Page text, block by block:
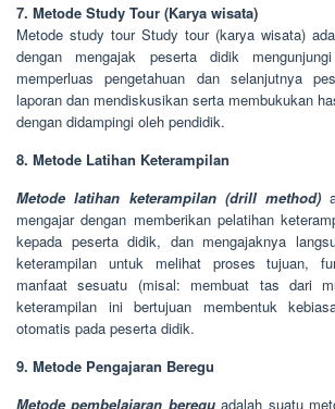
7. Metode Study Tour (Karya wisata)
Metode study tour Study tour (karya wisata)
dengan mengajak peserta didik
memperluas pengetahuan dan selanjutnya
laporan dan mendiskusikan serta membukukan
dengan didampingi oleh pendidik.
8. Metode Latihan Keterampilan
Metode latihan keterampilan (drill method)
mengajar dengan memberikan pelatihan
kepada peserta didik, dan mengajaknya
keterampilan untuk melihat proses tujuan,
manfaat sesuatu (misal: membuat tas dari
keterampilan ini bertujuan membentuk
otomatis pada peserta didik.
9. Metode Pengajaran Beregu
Metode pembelajaran bereguadalah suatu